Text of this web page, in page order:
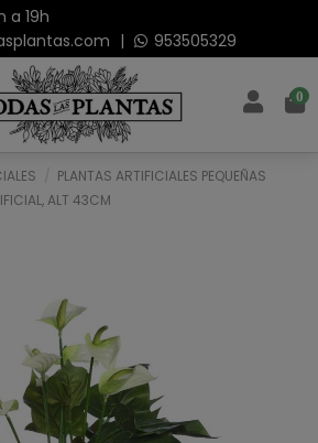
a 19h
| 953505329
0
PLANTAS ARTIFICIALES PEQUEÑAS
ALT 43CM